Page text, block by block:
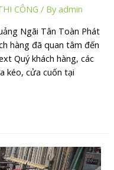
CÔNG / Byadmin
Ngãi Tân Toàn Phát
hàng đã quan tâm đến
Quý khách hàng, các
kéo, cửa cuốn tại